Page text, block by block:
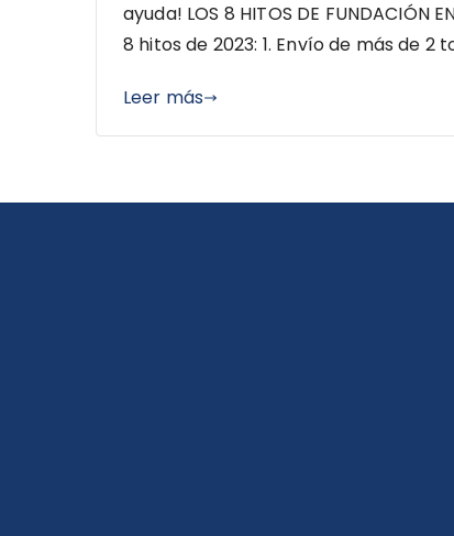
ayuda! LOS 8 HITOS DE
8 hitos de 2023: 1. Envío de más de 2
Leer más